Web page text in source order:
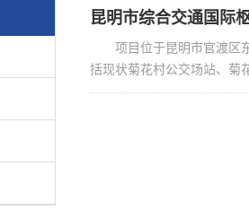
昆明市综合交通国际
项目位于昆明市官渡区
括现状菊花村公交场站、菊